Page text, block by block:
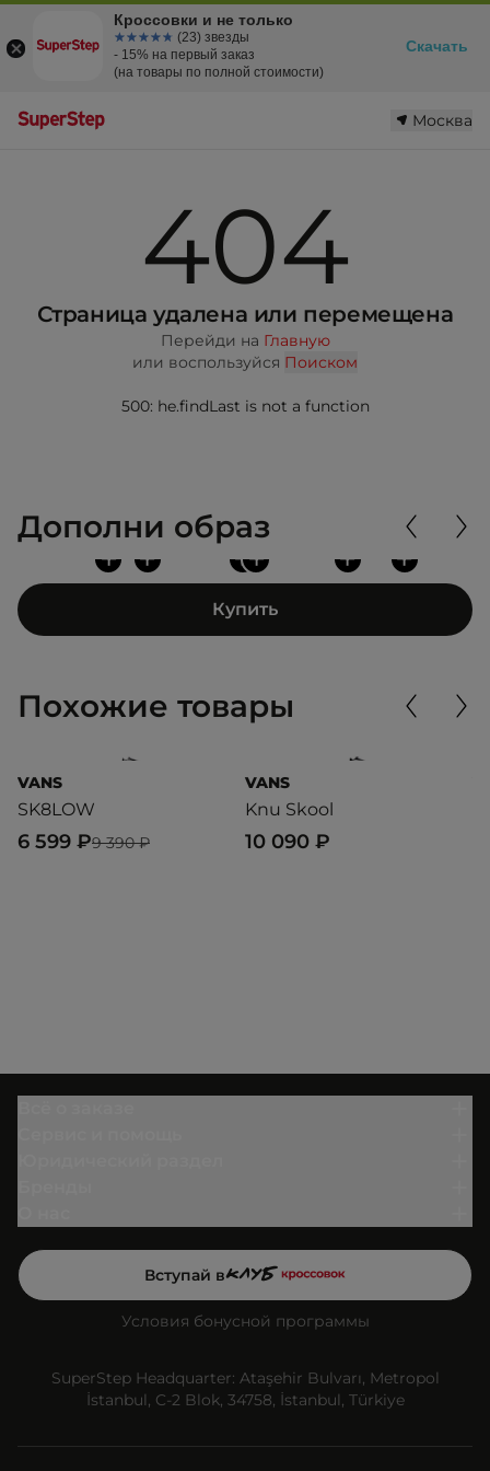
Москва
404
Страница удалена или перемещена
Перейди на Главную
или воспользуйся Поиском
500: he.findLast is not a function
Дополни образ
+
+
+ + +
+
Купить
Похожие товары
VANS
SK8LOW
9 390 ₽
6 599 ₽
VANS
Knu Skool
10 090 ₽
Вступай в
Условия бонусной программы
SuperStep Headquarter: Ataşehir Bulvarı, Metropol
İstanbul, C-2 Blok, 34758, İstanbul, Türkiye
Кроссовки и не только
☆☆☆☆☆
★★★★★ (23) звезды
- 15% на первый заказ
(на товары по полной стоимости)
Скачать